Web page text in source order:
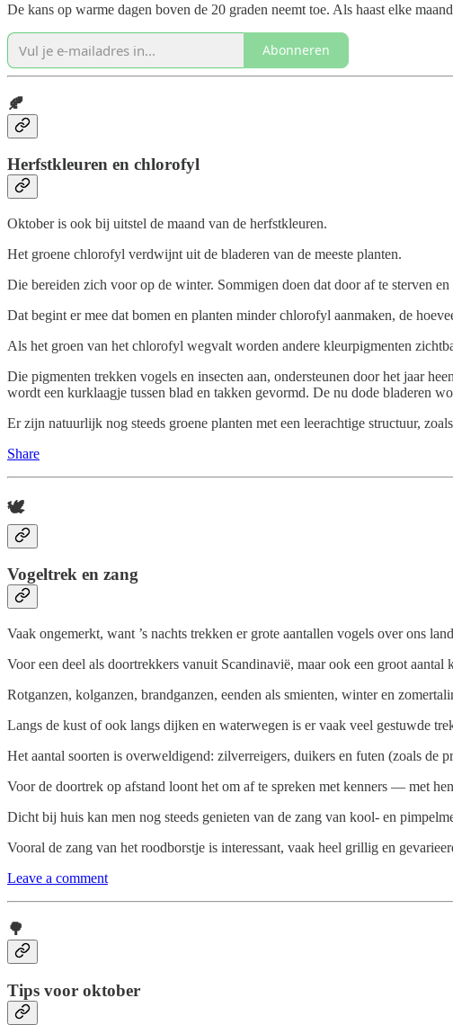
De kans op warme dagen boven de 20 graden neemt toe. Als haast elke
Abonneren
🍂
Herfstkleuren en chlorofyl
Oktober is ook bij uitstel de maand van de herfstkleuren.
Het groene chlorofyl verdwijnt uit de bladeren van de meeste planten.
Die bereiden zich voor op de winter. Sommigen doen dat door af te sterven
Dat begint er mee dat bomen en planten minder chlorofyl aanmaken, de
Als het groen van het chlorofyl wegvalt worden andere kleurpigmenten
Die pigmenten trekken vogels en insecten aan, ondersteunen door het jaar
wordt een kurklaagje tussen blad en takken gevormd. De nu dode bladeren
Er zijn natuurlijk nog steeds groene planten met een leerachtige structuur,
Share
🕊️
Vogeltrek en zang
Vaak ongemerkt, want ’s nachts trekken er grote aantallen vogels over ons
Voor een deel als doortrekkers vanuit Scandinavië, maar ook een groot aantal
Rotganzen, kolganzen, brandganzen, eenden als smienten, winter en
Langs de kust of ook langs dijken en waterwegen is er vaak veel gestuwde
Het aantal soorten is overweldigend: zilverreigers, duikers en futen (zoals de
Voor de doortrek op afstand loont het om af te spreken met kenners — met
Dicht bij huis kan men nog steeds genieten van de zang van kool- en
Vooral de zang van het roodborstje is interessant, vaak heel grillig en
Leave a comment
🌳
Tips voor oktober